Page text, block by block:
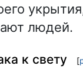
людей.
к свету [